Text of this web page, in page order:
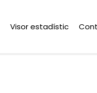
Visor estadístic